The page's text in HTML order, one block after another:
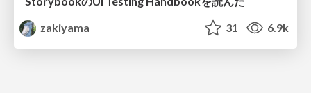
zakiyama
31 6.9k